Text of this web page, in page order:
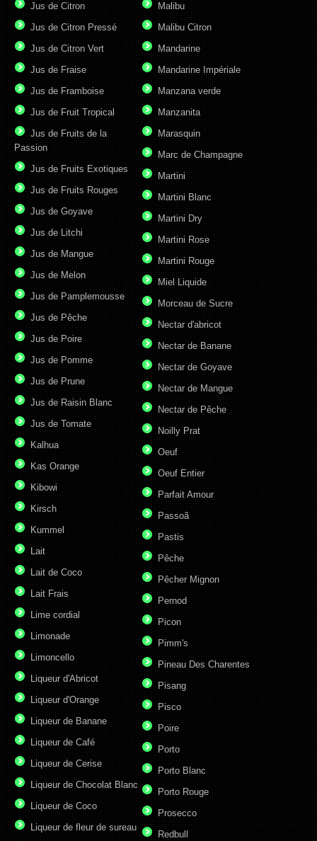
Jus de Citron
Jus de Citron Pressé
Jus de Citron Vert
Jus de Fraise
Jus de Framboise
Jus de Fruit Tropical
Jus de Fruits de la
Passion
Jus de Fruits Exotiques
Jus de Fruits Rouges
Jus de Goyave
Jus de Litchi
Jus de Mangue
Jus de Melon
Jus de Pamplemousse
Jus de Pêche
Jus de Poire
Jus de Pomme
Jus de Prune
Jus de Raisin Blanc
Jus de Tomate
Kalhua
Kas Orange
Kibowi
Kirsch
Kummel
Lait
Lait de Coco
Lait Frais
Lime cordial
Limonade
Limoncello
Liqueur d'Abricot
Liqueur d'Orange
Liqueur de Banane
Liqueur de Café
Liqueur de Cerise
Liqueur de Chocolat Blanc
Liqueur de Coco
Liqueur de fleur de sureau
Malibu
Malibu Citron
Mandarine
Mandarine Impériale
Manzana verde
Manzanita
Marasquin
Marc de Champagne
Martini
Martini Blanc
Martini Dry
Martini Rose
Martini Rouge
Miel Liquide
Morceau de Sucre
Nectar d'abricot
Nectar de Banane
Nectar de Goyave
Nectar de Mangue
Nectar de Pêche
Noilly Prat
Oeuf
Oeuf Entier
Parfait Amour
Passoã
Pastis
Pêche
Pêcher Mignon
Pernod
Picon
Pimm's
Pineau Des Charentes
Pisang
Pisco
Poire
Porto
Porto Blanc
Porto Rouge
Prosecco
Redbull